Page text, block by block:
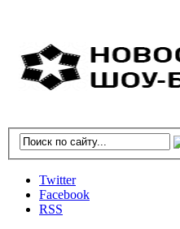
Twitter
Facebook
RSS